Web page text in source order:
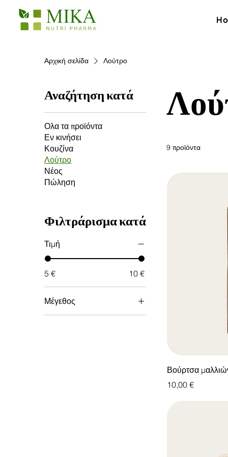
Αρχική σελίδα Λούτρο
Αναζήτηση κατά
Ολα τα προϊόντα
Εν κινήσει
Κουζίνα
Λούτρο
Νέος
Πώληση
Φιλτράρισμα κατά
Τιμή
5 € 10 €
Μέγεθος
Μεγάλο
9 προϊόντα
Βούρτσα
Τιμή
10,00 €